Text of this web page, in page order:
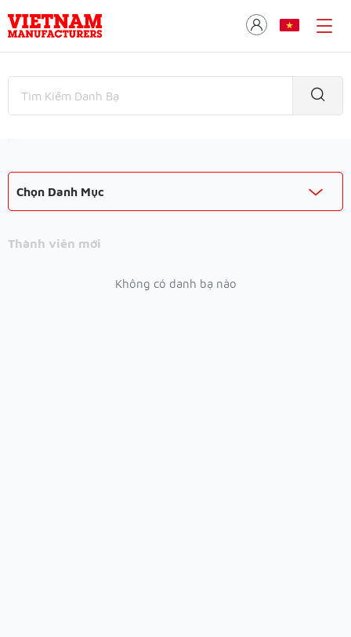
Chọn Danh Mục
Thành viên mới
Không có danh bạ nào